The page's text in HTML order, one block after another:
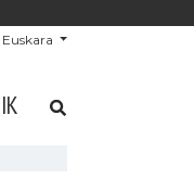
Euskara